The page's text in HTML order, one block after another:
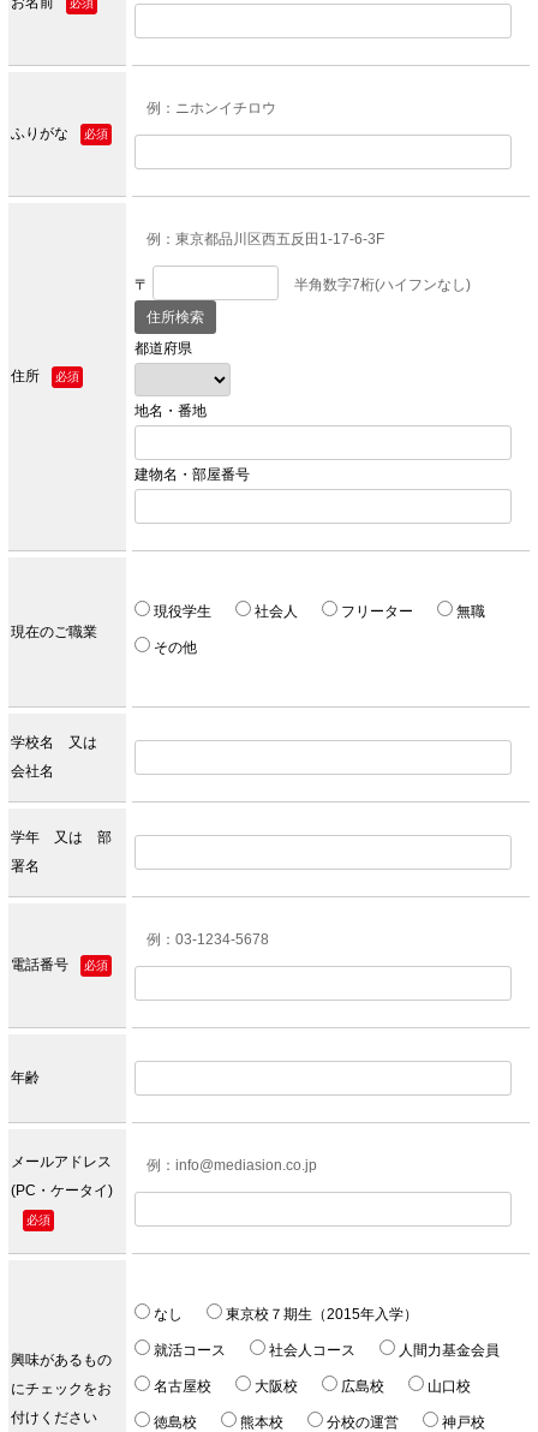
必須
ふりがな 必須
例：ニホンイチロウ
住所 必須
例：東京都品川区西五反田1-17-6-3F
〒 半角数字7桁(ハイフンなし)
都道府県
地名・番地
建物名・部屋番号
現在のご職業
現役学生 社会人 フリーター 無職
その他
学校名 又は
会社名
学年 又は 部
署名
電話番号 必須
例：03-1234-5678
年齢
メールアドレス
(PC・ケータイ)
必須
例：info@mediasion.co.jp
興味があるもの
にチェックをお
付けください
なし 東京校７期生（2015年入学）
就活コース 社会人コース 人間力基金会員
名古屋校 大阪校 広島校 山口校
徳島校 熊本校 分校の運営 神戸校